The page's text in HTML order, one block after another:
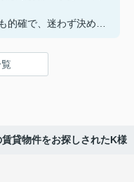
的確で、迷わず決める
元気(o・・o)/~お店に
貸物件をお探しされたK様